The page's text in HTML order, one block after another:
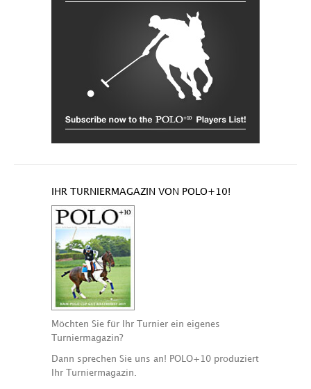
IHR TURNIERMAGAZIN VON POLO+10!
Möchten Sie für Ihr Turnier ein eigenes
Turniermagazin?
Dann sprechen Sie uns an! POLO+10 produziert
Ihr Turniermagazin.